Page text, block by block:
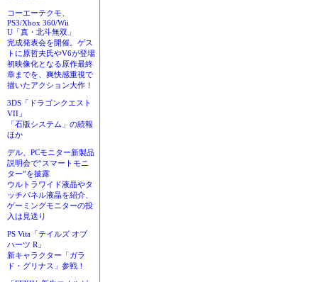
コーエーテクモ、
PS3/Xbox 360/Wii
U「真・北斗無双」
完成発表会を開催。ゲス
トに原哲夫氏やV6が登場
初映像化となる原作最終
章までを、爽快感重視で
描いたアクション大作！
3DS「ドラゴンクエスト
VII」
「石版システム」の続報
ほか
デル、PCモニター新製品
説明会で“スマートモニ
ター”を披露
ウルトラワイド液晶やタ
ッチパネル液晶を紹介、
ゲーミングモニターの投
入は見送り
PS Vita「テイルズ オブ
ハーツ R」
新キャラクター「ガラ
ド・グリナス」参戦！